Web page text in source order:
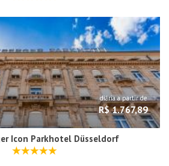
diária a partir de
R$ 1.767,89
Icon Parkhotel Düsseldorf